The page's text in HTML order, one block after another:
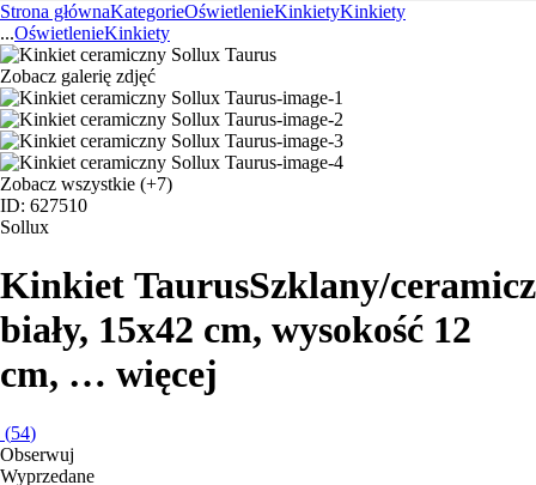
Strona głównaKategorieOświetlenieKinkietyKinkiety
...OświetlenieKinkiety
Zobacz galerię zdjęć
Zobacz wszystkie (+7)
ID: 627510
Sollux
Kinkiet TaurusSzklany/
biały, 15x42 cm, wysokość 12
cm, … więcej
(54)
Obserwuj
Wyprzedane